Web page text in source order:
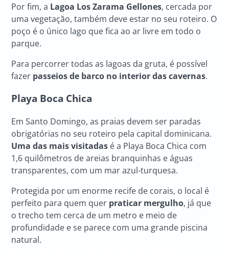
Por fim, a Lagoa Los Zarama Gellones, cercada por
uma vegetação, também deve estar no seu roteiro. O
poço é o único lago que fica ao ar livre em todo o
parque.
Para percorrer todas as lagoas da gruta, é possível
fazer passeios de barco no interior das cavernas.
Playa Boca Chica
Em Santo Domingo, as praias devem ser paradas
obrigatórias no seu roteiro pela capital dominicana.
Uma das mais visitadas é a Playa Boca Chica com
1,6 quilômetros de areias branquinhas e águas
transparentes, com um mar azul-turquesa.
Protegida por um enorme recife de corais, o local é
perfeito para quem quer praticar mergulho, já que
o trecho tem cerca de um metro e meio de
profundidade e se parece com uma grande piscina
natural.